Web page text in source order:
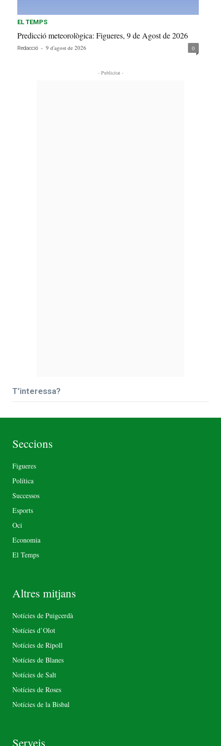
EL TEMPS
Predicció meteorològica: Figueres, 9 de Agost de 2026
Redacció - 9 d'agost de 2026 0
- Publicitat -
T’interessa?
Seccions
Figueres
Política
Successos
Esports
Oci
Economia
El Temps
Altres mitjans
Notícies de Puigcerdà
Notícies d’Olot
Notícies de Ripoll
Notícies de Blanes
Notícies de Salt
Notícies de Roses
Notícies de la Bisbal
Serveis